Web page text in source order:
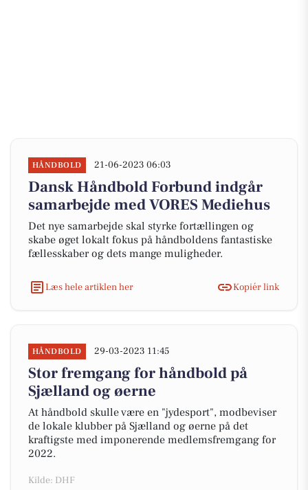
HÅNDBOLD 21-06-2023 06:03
Dansk Håndbold Forbund indgår
samarbejde med VORES Mediehus
Det nye samarbejde skal styrke fortællingen og
skabe øget lokalt fokus på håndboldens fantastiske
fællesskaber og dets mange muligheder.
Læs hele artiklen her Kopiér link
HÅNDBOLD 29-03-2023 11:45
Stor fremgang for håndbold på
Sjælland og øerne
At håndbold skulle være en "jydesport", modbeviser
de lokale klubber på Sjælland og øerne på det
kraftigste med imponerende medlemsfremgang for
2022.
Kilde: DHF